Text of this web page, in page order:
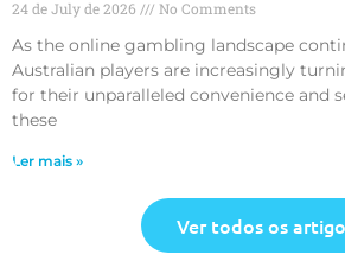
24 de July de 2026 No Comments
As the online gambling landscape
Australian players are increasingly
for their unparalleled convenience and
these
Ler mais »
Ver todos os